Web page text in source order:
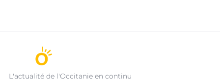
L'actualité de l'Occitanie en continu